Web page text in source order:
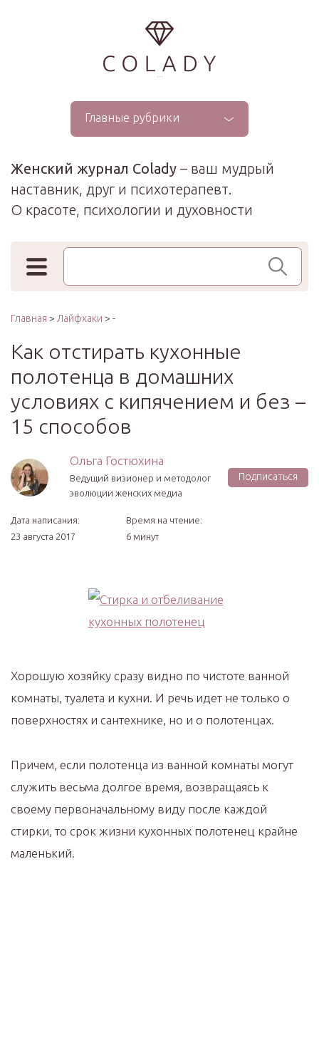
...
Главные рубрики
Женский журнал Colady – ваш мудрый
наставник, друг и психотерапевт.
О красоте, психологии и духовности
Поиск по сайту
Главная > Лайфхаки > -
Как отстирать кухонные
полотенца в домашних
условиях с кипячением и без –
15 способов
Ольга Гостюхина
Ведущий визионер и методолог
эволюции женских медиа
Подписаться
Дата написания:
23 августа 2017
Время на чтение:
6 минут
Хорошую хозяйку сразу видно по чистоте ванной
комнаты, туалета и кухни. И речь идет не только о
поверхностях и сантехнике, но и о полотенцах.
Причем, если полотенца из ванной комнаты могут
служить весьма долгое время, возвращаясь к
своему первоначальному виду после каждой
стирки, то срок жизни кухонных полотенец крайне
маленький.